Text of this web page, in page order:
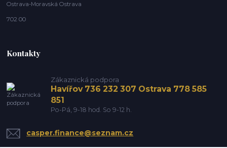
Ostrava-Moravská Ostrava
702 00
Kontakty
Zákaznická podpora
Havířov 736 232 307 Ostrava 778 585
851
Po-Pá, 9-18 hod. So 9-12 h.
casper.finance@seznam.cz